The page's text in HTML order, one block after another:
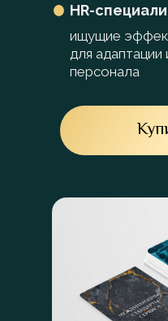
HR-
ищущие
для адаптации
персонала